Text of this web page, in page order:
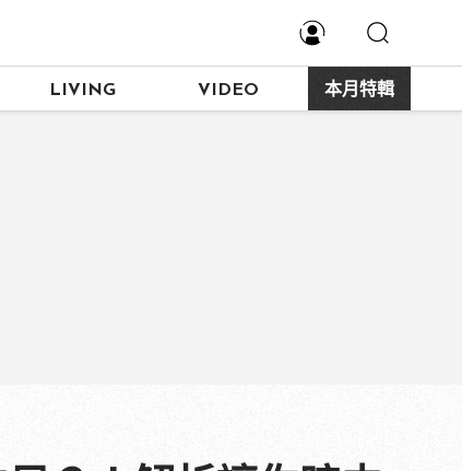
LIVING VIDEO 本月特輯